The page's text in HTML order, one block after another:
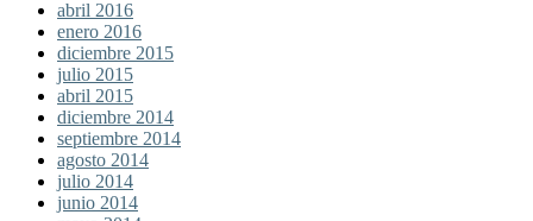
abril 2016
enero 2016
diciembre 2015
julio 2015
abril 2015
diciembre 2014
septiembre 2014
agosto 2014
julio 2014
junio 2014